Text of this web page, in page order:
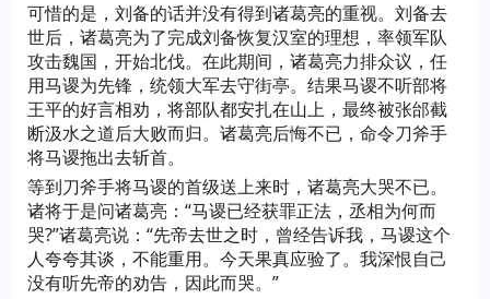
可惜的是，刘备的话并没有得到诸葛亮的重视。刘备去
世后，诸葛亮为了完成刘备恢复汉室的理想，率领军队
攻击魏国，开始北伐。在此期间，诸葛亮力排众议，任
用马谡为先锋，统领大军去守街亭。结果马谡不听部将
王平的好言相劝，将部队都安扎在山上，最终被张邰截
断汲水之道后大败而归。诸葛亮后悔不已，命令刀斧手
将马谡拖出去斩首。
等到刀斧手将马谡的首级送上来时，诸葛亮大哭不已。
诸将于是问诸葛亮：“马谡已经获罪正法，丞相为何而
哭?”诸葛亮说：“先帝去世之时，曾经告诉我，马谡这个
人夸夸其谈，不能重用。今天果真应验了。我深恨自己
没有听先帝的劝告，因此而哭。”